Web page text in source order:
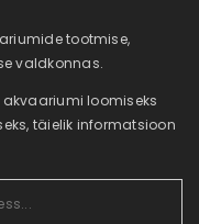
tootmise,
valdkonnas.
loomiseks
täielik informatsioon